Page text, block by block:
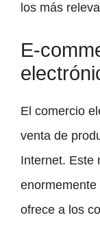
los más
E-
El comercio
venta de
Internet. Este
ofrece a los